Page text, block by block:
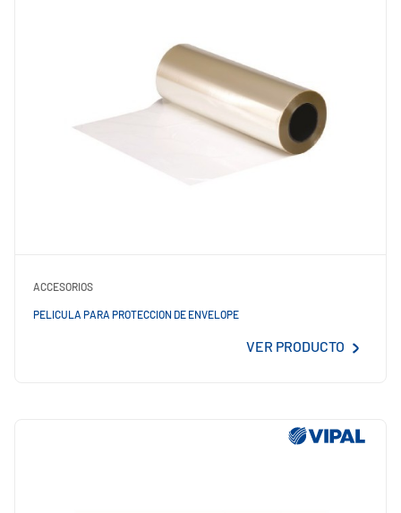
ACCESORIOS
PELICULA PARA PROTECCION DE ENVELOPE
VER PRODUCTO